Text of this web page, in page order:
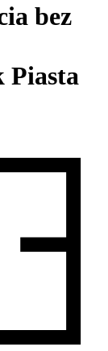
bez
Piasta